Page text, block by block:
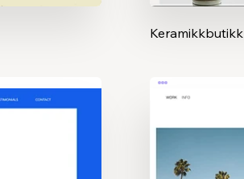
Keramikkbutikk